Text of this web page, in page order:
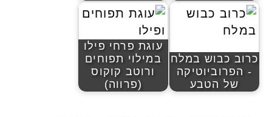
כרוב כבוש במלח
- הפרוביוטיקה
של הטבע
עוגת פרחי פילו
במילוי תפוחים
ורוטב קוקוס
(פרווה)